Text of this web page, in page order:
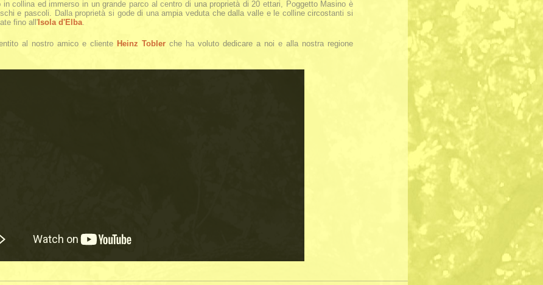
collina ed immerso in un grande parco al centro di una proprietà di 20 ettari, Poggetto Masino è
e pascoli. Dalla proprietà si gode di una ampia veduta che dalla valle e le colline circostanti si
fino all'Isola d'Elba
al nostro amico e cliente Heinz Tobler che ha voluto dedicare a noi e alla nostra regione